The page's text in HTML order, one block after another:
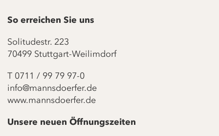
So erreichen Sie uns
Solitudestr. 223
70499 Stuttgart-Weilimdorf
T 0711 / 99 79 97-0
info@mannsdoerfer.de
www.mannsdoerfer.de
Unsere neuen Öffnungszeiten